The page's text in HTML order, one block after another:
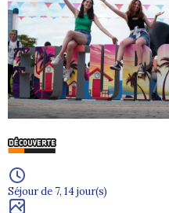
Séjour de 7, 14 jour(s)